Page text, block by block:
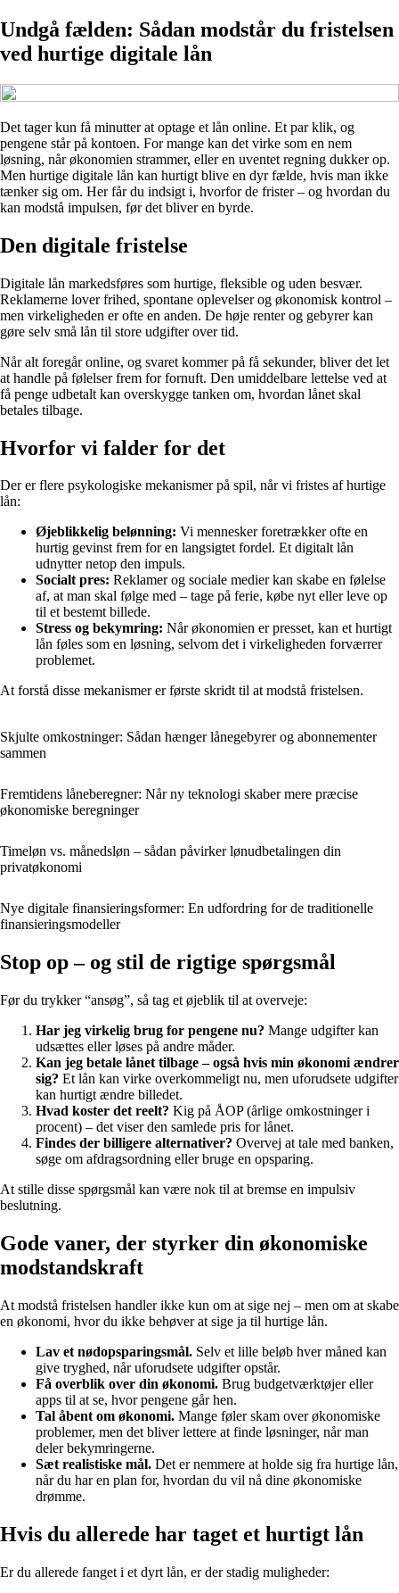
Undgå fælden: Sådan modstår du fristelsen
ved hurtige digitale lån
Det tager kun få minutter at optage et lån online. Et par klik, og
pengene står på kontoen. For mange kan det virke som en nem
løsning, når økonomien strammer, eller en uventet regning dukker op.
Men hurtige digitale lån kan hurtigt blive en dyr fælde, hvis man ikke
tænker sig om. Her får du indsigt i, hvorfor de frister – og hvordan du
kan modstå impulsen, før det bliver en byrde.
Den digitale fristelse
Digitale lån markedsføres som hurtige, fleksible og uden besvær.
Reklamerne lover frihed, spontane oplevelser og økonomisk kontrol –
men virkeligheden er ofte en anden. De høje renter og gebyrer kan
gøre selv små lån til store udgifter over tid.
Når alt foregår online, og svaret kommer på få sekunder, bliver det let
at handle på følelser frem for fornuft. Den umiddelbare lettelse ved at
få penge udbetalt kan overskygge tanken om, hvordan lånet skal
betales tilbage.
Hvorfor vi falder for det
Der er flere psykologiske mekanismer på spil, når vi fristes af hurtige
lån:
Øjeblikkelig belønning: Vi mennesker foretrækker ofte en
hurtig gevinst frem for en langsigtet fordel. Et digitalt lån
udnytter netop den impuls.
Socialt pres: Reklamer og sociale medier kan skabe en følelse
af, at man skal følge med – tage på ferie, købe nyt eller leve op
til et bestemt billede.
Stress og bekymring: Når økonomien er presset, kan et hurtigt
lån føles som en løsning, selvom det i virkeligheden forværrer
problemet.
At forstå disse mekanismer er første skridt til at modstå fristelsen.
Skjulte omkostninger: Sådan hænger lånegebyrer og abonnementer
sammen
Fremtidens låneberegner: Når ny teknologi skaber mere præcise
økonomiske beregninger
Timeløn vs. månedsløn – sådan påvirker lønudbetalingen din
privatøkonomi
Nye digitale finansieringsformer: En udfordring for de traditionelle
finansieringsmodeller
Stop op – og stil de rigtige spørgsmål
Før du trykker “ansøg”, så tag et øjeblik til at overveje:
Har jeg virkelig brug for pengene nu? Mange udgifter kan
udsættes eller løses på andre måder.
Kan jeg betale lånet tilbage – også hvis min økonomi ændrer
sig? Et lån kan virke overkommeligt nu, men uforudsete udgifter
kan hurtigt ændre billedet.
Hvad koster det reelt? Kig på ÅOP (årlige omkostninger i
procent) – det viser den samlede pris for lånet.
Findes der billigere alternativer? Overvej at tale med banken,
søge om afdragsordning eller bruge en opsparing.
At stille disse spørgsmål kan være nok til at bremse en impulsiv
beslutning.
Gode vaner, der styrker din økonomiske
modstandskraft
At modstå fristelsen handler ikke kun om at sige nej – men om at skabe
en økonomi, hvor du ikke behøver at sige ja til hurtige lån.
Lav et nødopsparingsmål. Selv et lille beløb hver måned kan
give tryghed, når uforudsete udgifter opstår.
Få overblik over din økonomi. Brug budgetværktøjer eller
apps til at se, hvor pengene går hen.
Tal åbent om økonomi. Mange føler skam over økonomiske
problemer, men det bliver lettere at finde løsninger, når man
deler bekymringerne.
Sæt realistiske mål. Det er nemmere at holde sig fra hurtige lån,
når du har en plan for, hvordan du vil nå dine økonomiske
drømme.
Hvis du allerede har taget et hurtigt lån
Er du allerede fanget i et dyrt lån, er der stadig muligheder: